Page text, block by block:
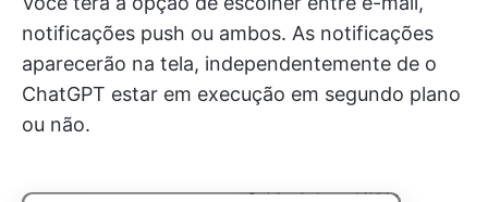
notificações push ou ambos. As notificações
aparecerão na tela, independentemente de o
ChatGPT estar em execução em segundo plano
ou não.